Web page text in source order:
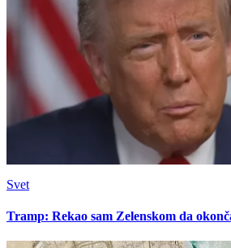
Svet
Tramp: Rekao sam Zelenskom da